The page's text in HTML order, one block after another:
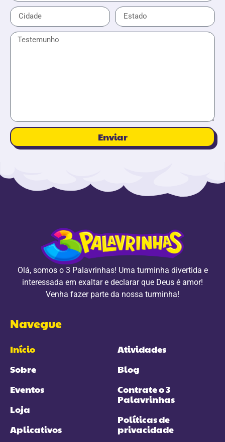
Enviar
Olá, somos o 3 Palavrinhas! Uma turminha divertida e
interessada em exaltar e declarar que Deus é amor!
Venha fazer parte da nossa turminha!
Navegue
Início
Sobre
Eventos
Loja
Aplicativos
Atividades
Blog
Contrate o 3
Palavrinhas
Políticas de
privacidade